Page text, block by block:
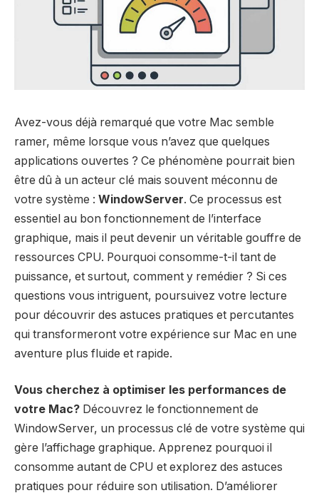
Avez-vous déjà remarqué que votre Mac semble
ramer, même lorsque vous n’avez que quelques
applications ouvertes ? Ce phénomène pourrait bien
être dû à un acteur clé mais souvent méconnu de
votre système : WindowServer. Ce processus est
essentiel au bon fonctionnement de l’interface
graphique, mais il peut devenir un véritable gouffre de
ressources CPU. Pourquoi consomme-t-il tant de
puissance, et surtout, comment y remédier ? Si ces
questions vous intriguent, poursuivez votre lecture
pour découvrir des astuces pratiques et percutantes
qui transformeront votre expérience sur Mac en une
aventure plus fluide et rapide.
Vous cherchez à optimiser les performances de
votre Mac? Découvrez le fonctionnement de
WindowServer, un processus clé de votre système qui
gère l’affichage graphique. Apprenez pourquoi il
consomme autant de CPU et explorez des astuces
pratiques pour réduire son utilisation. D’améliorer